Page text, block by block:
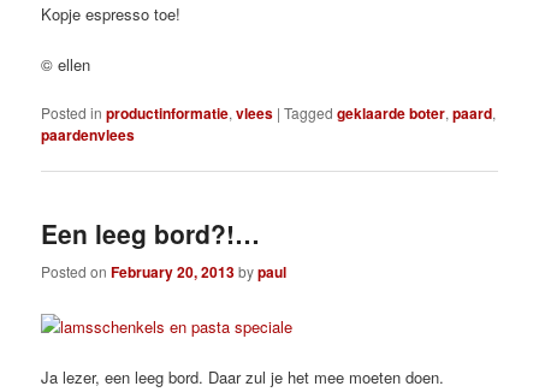
Kopje espresso toe!
© ellen
Posted in productinformatie,vlees |Tagged geklaarde boter,paard,
paardenvlees
Een leeg bord?!…
Posted onFebruary 20, 2013bypaul
Ja lezer, een leeg bord. Daar zul je het mee moeten doen.